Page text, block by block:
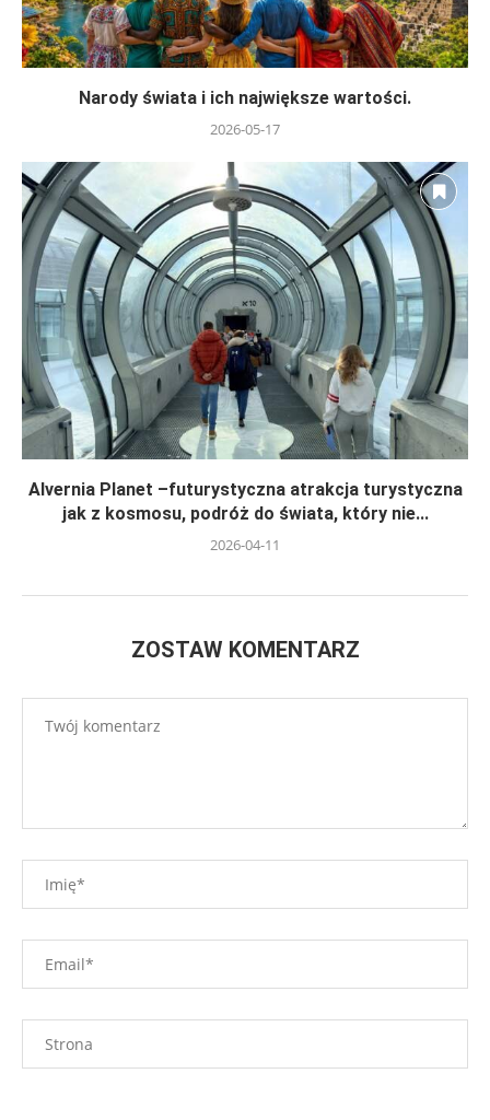
Narody świata i ich największe wartości.
2026-05-17
Alvernia Planet –futurystyczna atrakcja turystyczna
jak z kosmosu, podróż do świata, który nie...
2026-04-11
ZOSTAW KOMENTARZ